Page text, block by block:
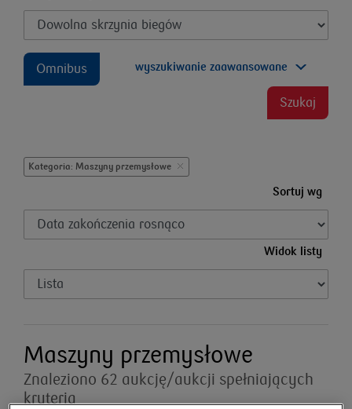
Omnibus wyszukiwanie zaawansowane
Szukaj
Kategoria: Maszyny przemysłowe
Sortuj wg
Widok listy
Maszyny przemysłowe
Znaleziono 62 aukcję/aukcji spełniających
kryteria